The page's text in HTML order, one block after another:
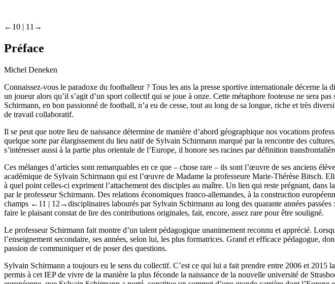
←10 | 11→
Préface
Michel Deneken
Connaissez-vous le paradoxe du footballeur ? Tous les ans la presse sportive internationale décerne
un joueur alors qu’il s’agit d’un sport collectif qui se joue à onze. Cette métaphore footeuse ne sera
Schirmann, en bon passionné de football, n’a eu de cesse, tout au long de sa longue, riche et très
de travail collaboratif.
Il se peut que notre lieu de naissance détermine de manière d’abord géographique nos vocations
quelque sorte par élargissement du lieu natif de Sylvain Schirmann marqué par la rencontre des
s’intéresser aussi à la partie plus orientale de l’Europe, il honore ses racines par définition
Ces mélanges d’articles sont remarquables en ce que – chose rare – ils sont l’œuvre de ses anciens
académique de Sylvain Schirmann qui est l’œuvre de Madame la professeure Marie-Thérèse Bitsch.
à quel point celles-ci expriment l’attachement des disciples au maître. Un lien qui reste prégnant, dans
par le professeur Schirmann. Des relations économiques franco-allemandes, à la construction
champs ←11 | 12→disciplinaires labourés par Sylvain Schirmann au long des quarante années
faire le plaisant constat de lire des contributions originales, fait, encore, assez rare pour être souligné.
Le professeur Schirmann fait montre d’un talent pédagogique unanimement reconnu et apprécié.
l’enseignement secondaire, ses années, selon lui, les plus formatrices. Grand et efficace pédagogue,
passion de communiquer et de poser des questions.
Sylvain Schirmann a toujours eu le sens du collectif. C’est ce qui lui a fait prendre entre 2006 et 2015
permis à cet IEP de vivre de la manière la plus féconde la naissance de la nouvelle université de